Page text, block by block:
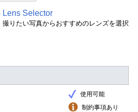
Lens Selector
撮りたい写真からおすすめのレンズを選択
使用可能
制約事項あり